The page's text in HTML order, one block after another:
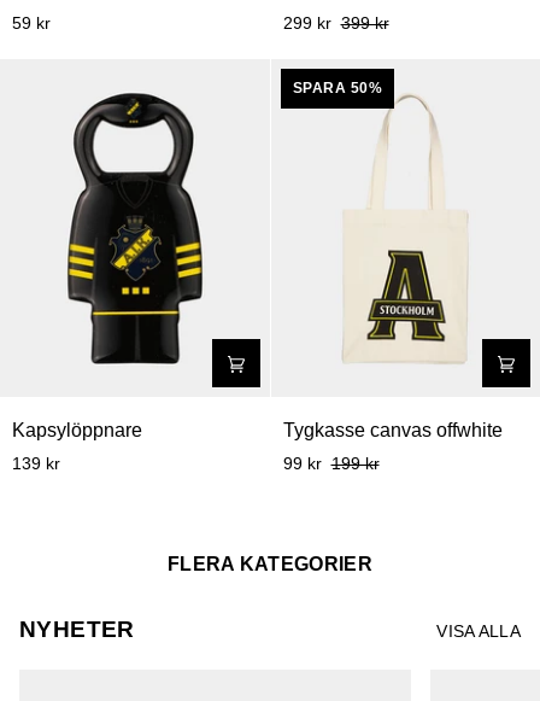
59 kr 299 kr 399 kr
Kapsylöppnare
Kapsylöppnare
139 kr
SPARA 50%
Tygkasse
Tygkasse canvas offwhite
99 kr 199 kr
FLERA KATEGORIER
NYHETER VISA ALLA